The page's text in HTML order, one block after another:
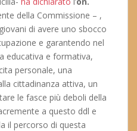
della Commissione – ,
di avere uno sbocco
e garantendo nel
educativa e formativa,
personale, una
cittadinanza attiva, un
le fasce più deboli della
a questo ddl e
il percorso di questa